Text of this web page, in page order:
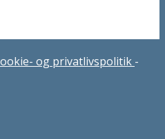
og privatlivspolitik -